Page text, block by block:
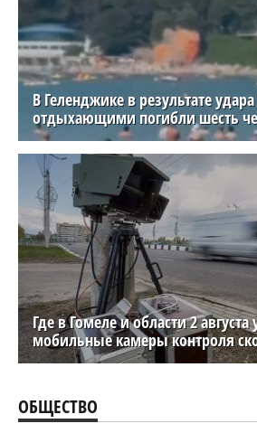
В Геленджике в результате
отдыхающими погибли шесть
Где в Гомеле и области 2
мобильные камеры контроля
ОБЩЕСТВО